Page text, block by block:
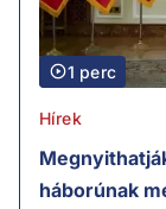
1 perc
Hírek
háborúnak